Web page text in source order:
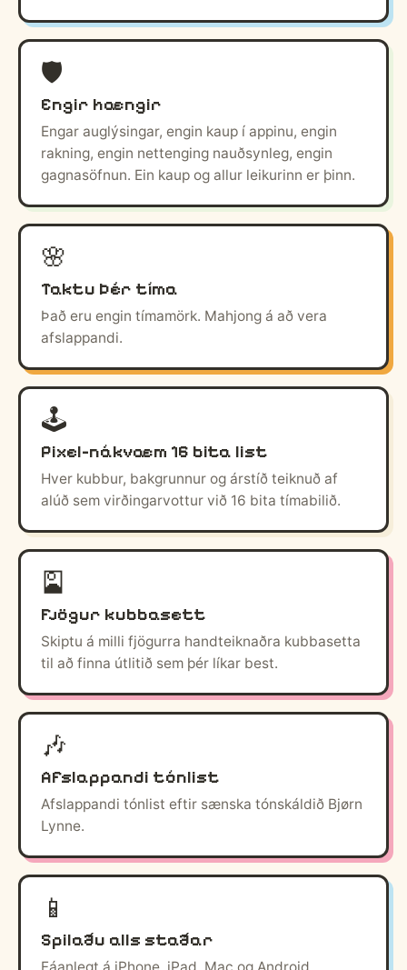
🛡️
Engir hængir
Engar auglýsingar, engin kaup í appinu, engin
rakning, engin nettenging nauðsynleg, engin
gagnasöfnun. Ein kaup og allur leikurinn er þinn.
🌸
Taktu þér tíma
Það eru engin tímamörk. Mahjong á að vera
afslappandi.
🕹️
Pixel-nákvæm 16 bita list
Hver kubbur, bakgrunnur og árstíð teiknuð af
alúð sem virðingarvottur við 16 bita tímabilið.
🎴
Fjögur kubbasett
Skiptu á milli fjögurra handteiknaðra kubbasetta
til að finna útlitið sem þér líkar best.
🎶
Afslappandi tónlist
Afslappandi tónlist eftir sænska tónskáldið Bjørn
Lynne.
📱
Spilaðu alls staðar
Fáanlegt á iPhone, iPad, Mac og Android.